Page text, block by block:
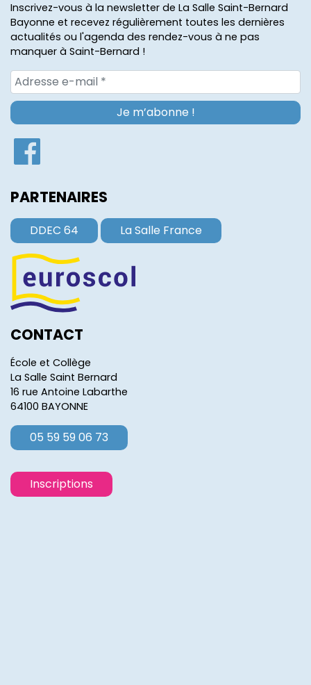
Inscrivez-vous à la newsletter de La Salle Saint-Bernard
Bayonne et recevez régulièrement toutes les dernières
actualités ou l'agenda des rendez-vous à ne pas
manquer à Saint-Bernard !
PARTENAIRES
DDEC 64 La Salle France
CONTACT
École et Collège
La Salle Saint Bernard
16 rue Antoine Labarthe
64100 BAYONNE
05 59 59 06 73
Inscriptions